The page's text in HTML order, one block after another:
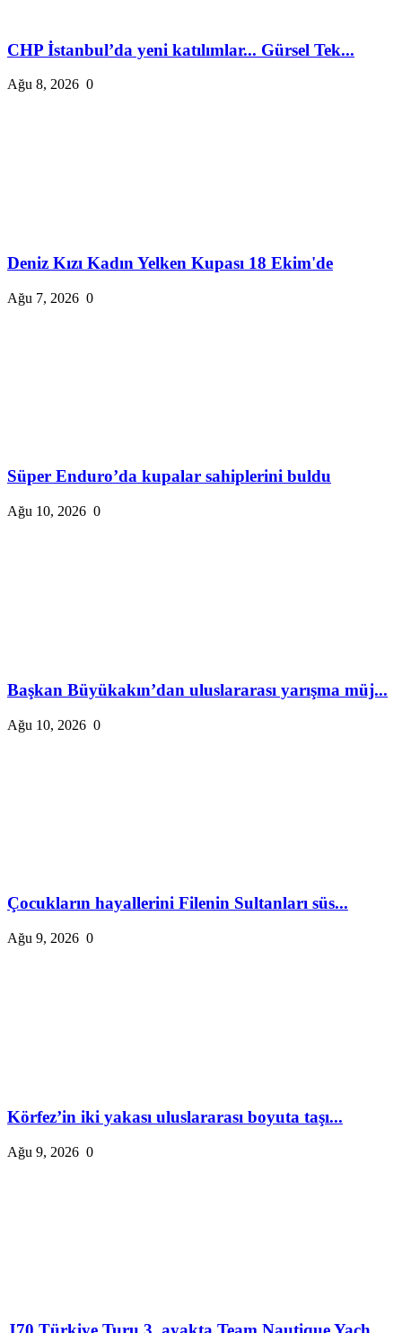
CHP İstanbul’da yeni katılımlar... Gürsel Tek...
Ağu 8, 2026 0
Deniz Kızı Kadın Yelken Kupası 18 Ekim'de
Ağu 7, 2026 0
Süper Enduro’da kupalar sahiplerini buldu
Ağu 10, 2026 0
Başkan Büyükakın’dan uluslararası yarışma müj...
Ağu 10, 2026 0
Çocukların hayallerini Filenin Sultanları süs...
Ağu 9, 2026 0
Körfez’in iki yakası uluslararası boyuta taşı...
Ağu 9, 2026 0